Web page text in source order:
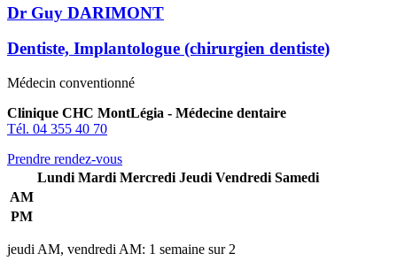
Dr Guy DARIMONT
Dentiste, Implantologue (chirurgien dentiste)
Médecin conventionné
Clinique CHC MontLégia - Médecine dentaire
Tél. 04 355 40 70
Prendre rendez-vous
Lundi Mardi Mercredi Jeudi Vendredi Samedi
AM
PM
jeudi AM, vendredi AM: 1 semaine sur 2